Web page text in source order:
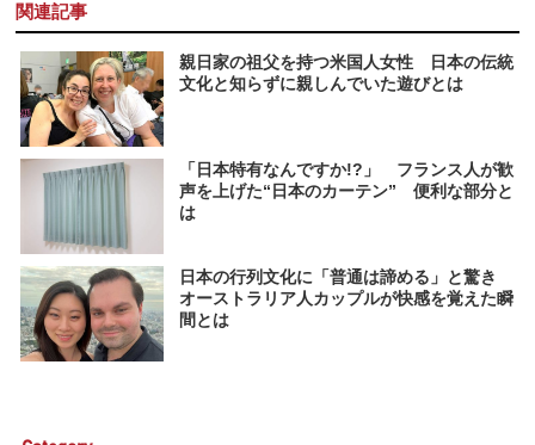
関連記事
親日家の祖父を持つ米国人女性 日本の伝統
文化と知らずに親しんでいた遊びとは
「日本特有なんですか!?」 フランス人が歓
声を上げた“日本のカーテン” 便利な部分と
は
日本の行列文化に「普通は諦める」と驚き
オーストラリア人カップルが快感を覚えた瞬
間とは